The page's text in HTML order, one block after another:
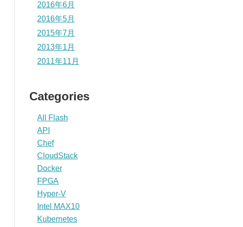
2016年6月
2016年5月
2015年7月
2013年1月
2011年11月
Categories
All Flash
API
Chef
CloudStack
Docker
FPGA
Hyper-V
Intel MAX10
Kubernetes